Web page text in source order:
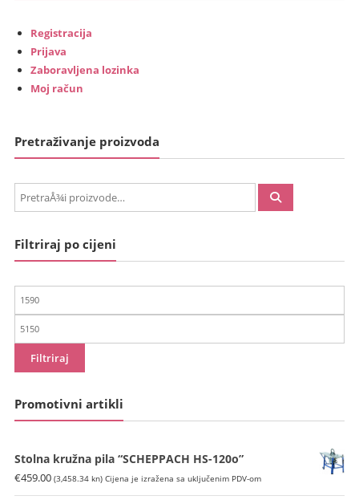
Registracija
Prijava
Zaboravljena lozinka
Moj račun
Pretraživanje proizvoda
PretraÅ¾i:
Filtriraj po cijeni
Min
cijena
Maks
cijena
Filtriraj
Promotivni artikli
Stolna kružna pila “SCHEPPACH HS-120o”
€459.00 (3,458.34 kn) Cijena je izražena sa uključenim PDV-om